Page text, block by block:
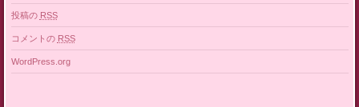
投稿の RSS
コメントの RSS
WordPress.org